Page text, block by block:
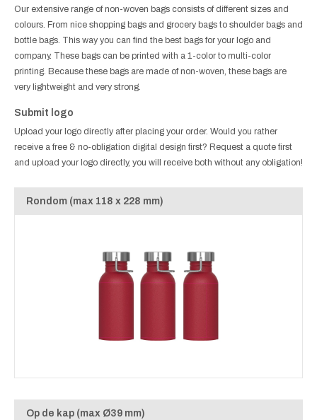
Our extensive range of non-woven bags consists of different sizes and
colours. From nice shopping bags and grocery bags to shoulder bags and
bottle bags. This way you can find the best bags for your logo and
company. These bags can be printed with a 1-color to multi-color
printing. Because these bags are made of non-woven, these bags are
very lightweight and very strong.
Submit logo
Upload your logo directly after placing your order. Would you rather
receive a free & no-obligation digital design first? Request a quote first
and upload your logo directly, you will receive both without any obligation!
Rondom (max 118 x 228 mm)
Op de kap (max Ø39 mm)